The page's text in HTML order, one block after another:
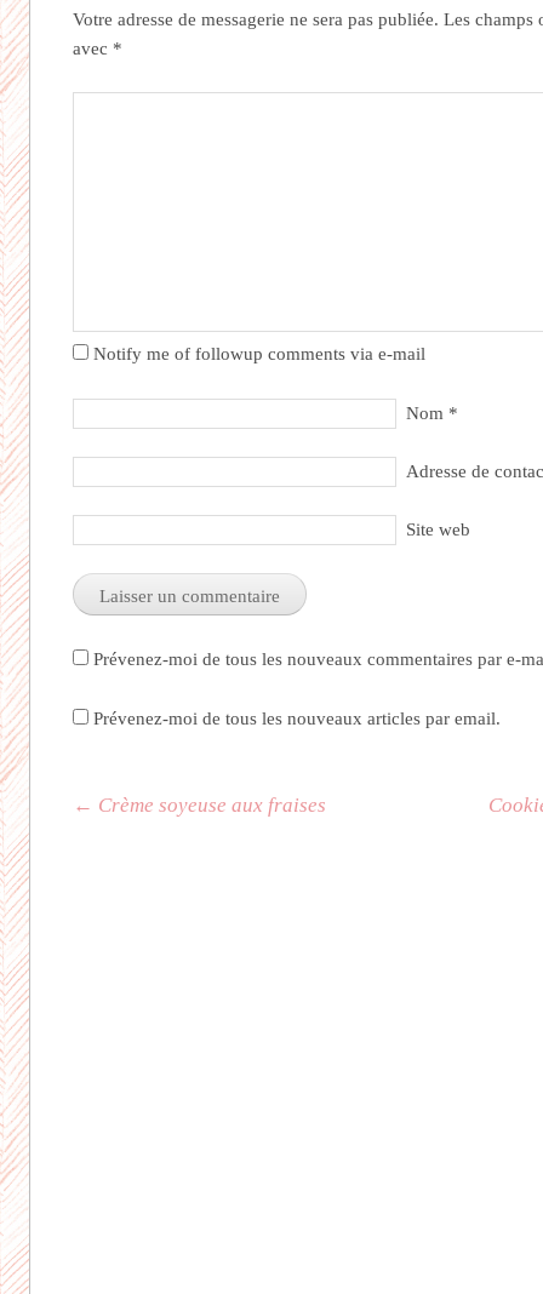
Votre adresse de messagerie ne sera pas publiée. Les champs
avec *
Notify me of followup comments via e-mail
Nom *
Adresse de
Site web
Prévenez-moi de tous les nouveaux commentaires par e-
Prévenez-moi de tous les nouveaux articles par email.
Navigation des articles
← Crème soyeuse aux fraises